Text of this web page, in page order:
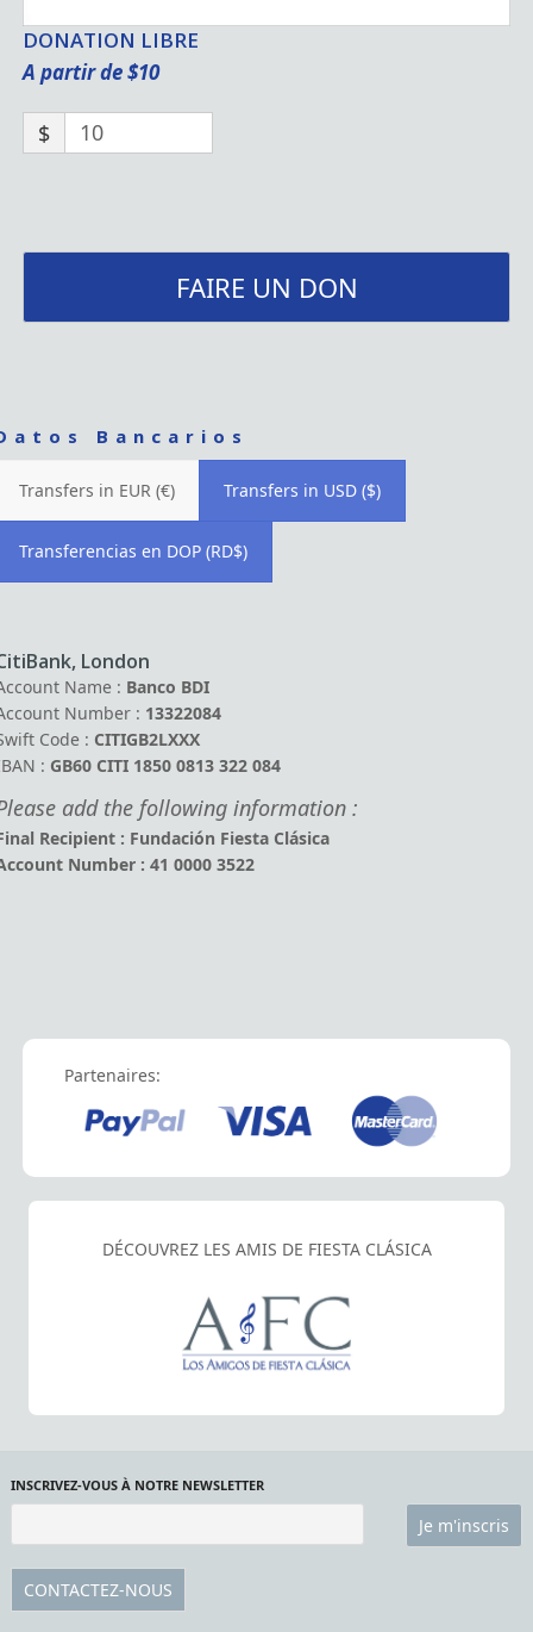
DONATION LIBRE
A partir de $10
$
FAIRE UN DON
Bancarios
Transfers in EUR (€) Transfers in USD ($)
Transferencias en DOP (RD$)
London
Name : Banco BDI
Number : 13322084
Code : CITIGB2LXXX
: GB60 CITI 1850 0813 322 084
add the following information :
Recipient : Fundación Fiesta Clásica
Number : 41 0000 3522
Partenaires:
DÉCOUVREZ LES AMIS DE FIESTA CLÁSICA
INSCRIVEZ-VOUS À NOTRE NEWSLETTER
CONTACTEZ-NOUS